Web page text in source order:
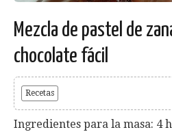
Mezcla de pastel de
chocolate fácil
Recetas
Ingredientes para la masa: 4